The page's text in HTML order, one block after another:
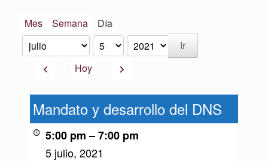
Mes Semana Día
Mes
Día
Año
AnteriorHoy Siguiente
desarrollo
Mandato y desarrollo del DNS
5:00 pm –7:00 pm
5 julio, 2021